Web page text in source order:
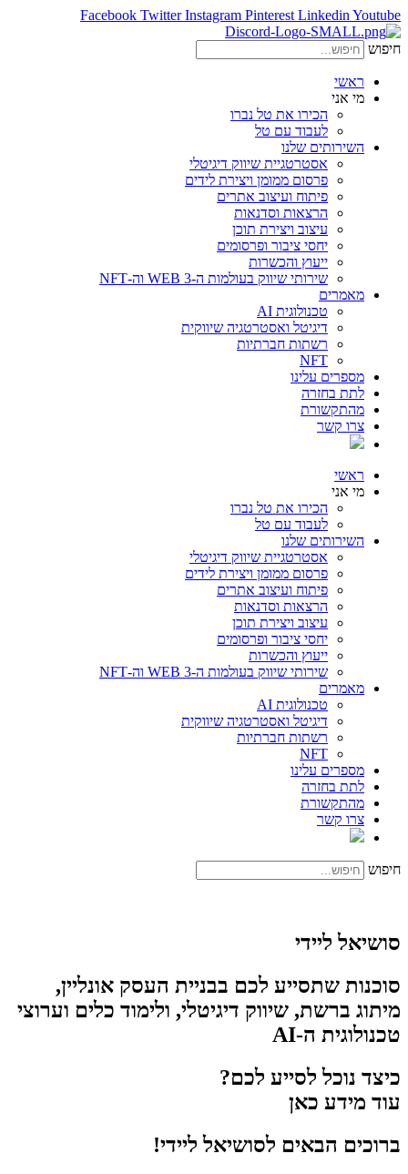
Facebook Twitter Instagram Pinterest Linkedin Youtube
חיפוש
ראשי
מי אני
הכירו את טל נברו
לעבוד עם טל
השירותים שלנו
אסטרטגיית שיווק דיגיטלי
פרסום ממומן ויצירת לידים
פיתוח ועיצוב אתרים
הרצאות וסדנאות
עיצוב ויצירת תוכן
יחסי ציבור ופרסומים
ייעוץ והכשרות
שירותי שיווק בעולמות ה-WEB 3 וה-NFT
מאמרים
טכנולוגית AI
דיגיטל ואסטרטגיה שיווקית
רשתות חברתיות
NFT
מספרים עלינו
לתת בחזרה
מהתקשורת
צרו קשר
ראשי
מי אני
הכירו את טל נברו
לעבוד עם טל
השירותים שלנו
אסטרטגיית שיווק דיגיטלי
פרסום ממומן ויצירת לידים
פיתוח ועיצוב אתרים
הרצאות וסדנאות
עיצוב ויצירת תוכן
יחסי ציבור ופרסומים
ייעוץ והכשרות
שירותי שיווק בעולמות ה-WEB 3 וה-NFT
מאמרים
טכנולוגית AI
דיגיטל ואסטרטגיה שיווקית
רשתות חברתיות
NFT
מספרים עלינו
לתת בחזרה
מהתקשורת
צרו קשר
חיפוש
סושיאל ליידי
סוכנות שתסייע לכם בבניית העסק אונליין,
מיתוג ברשת, שיווק דיגיטלי, ולימוד כלים וערוצי
טכנולוגית ה-AI
כיצד נוכל לסייע לכם?
עוד מידע כאן
ברוכים הבאים לסושיאל ליידי!